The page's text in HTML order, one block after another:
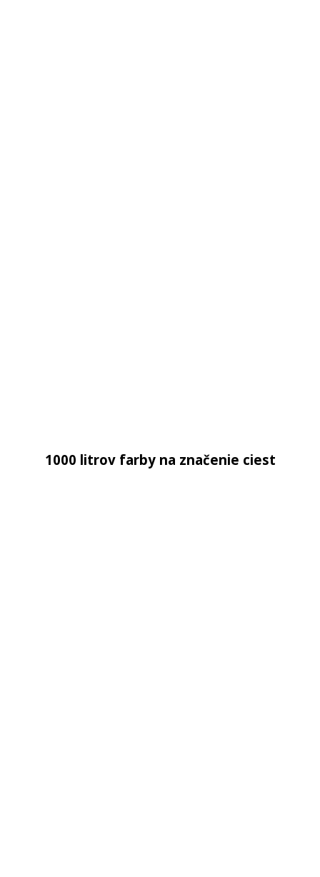
1000 litrov farby na značenie ciest